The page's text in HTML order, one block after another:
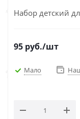
Набор детский
95 руб./шт
Мало